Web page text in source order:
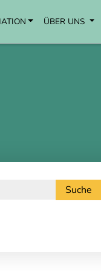
ÜBER UNS
Suche